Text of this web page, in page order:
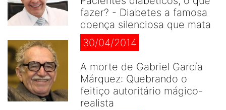
fazer? - Diabetes a famosa
doença silenciosa que mata
30/04/2014
A morte de Gabriel García
Márquez: Quebrando o
feitiço autoritário mágico-
realista